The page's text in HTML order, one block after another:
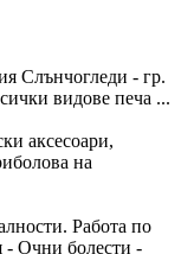
Слънчогледи - гр.
видове печа ...
аксесоари,
на
Работа по
Очни болести -